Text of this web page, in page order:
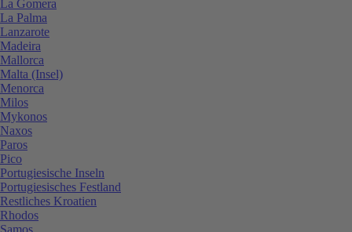
La Gomera
La Palma
Lanzarote
Madeira
Mallorca
Malta (Insel)
Menorca
Milos
Mykonos
Naxos
Paros
Pico
Portugiesische Inseln
Portugiesisches Festland
Restliches Kroatien
Rhodos
Samos